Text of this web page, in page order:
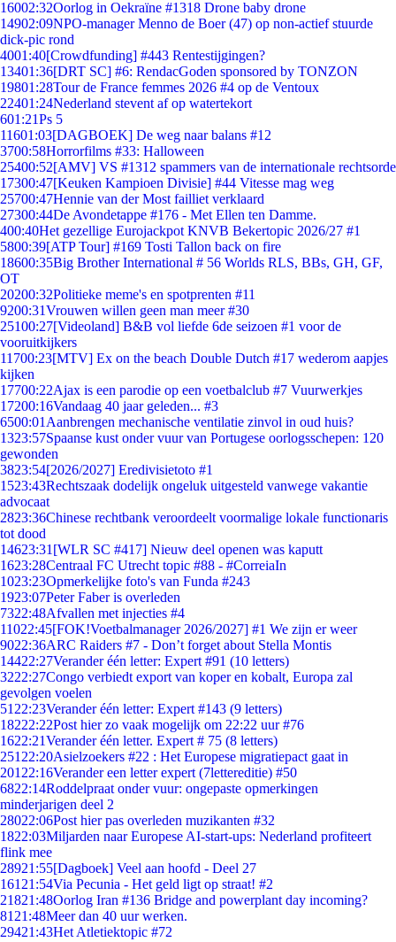
16002:32Oorlog in Oekraïne #1318 Drone baby drone
14902:09NPO-manager Menno de Boer (47) op non-actief stuurde
dick-pic rond
4001:40[Crowdfunding] #443 Rentestijgingen?
13401:36[DRT SC] #6: RendacGoden sponsored by TONZON
19801:28Tour de France femmes 2026 #4 op de Ventoux
22401:24Nederland stevent af op watertekort
601:21Ps 5
11601:03[DAGBOEK] De weg naar balans #12
3700:58Horrorfilms #33: Halloween
25400:52[AMV] VS #1312 spammers van de internationale rechtsorde
17300:47[Keuken Kampioen Divisie] #44 Vitesse mag weg
25700:47Hennie van der Most failliet verklaard
27300:44De Avondetappe #176 - Met Ellen ten Damme.
400:40Het gezellige Eurojackpot KNVB Bekertopic 2026/27 #1
5800:39[ATP Tour] #169 Tosti Tallon back on fire
18600:35Big Brother International # 56 Worlds RLS, BBs, GH, GF,
OT
20200:32Politieke meme's en spotprenten #11
9200:31Vrouwen willen geen man meer #30
25100:27[Videoland] B&B vol liefde 6de seizoen #1 voor de
vooruitkijkers
11700:23[MTV] Ex on the beach Double Dutch #17 wederom aapjes
kijken
17700:22Ajax is een parodie op een voetbalclub #7 Vuurwerkjes
17200:16Vandaag 40 jaar geleden... #3
6500:01 Aanbrengen mechanische ventilatie zinvol in oud huis?
1323:57Spaanse kust onder vuur van Portugese oorlogsschepen: 120
gewonden
3823:54[2026/2027] Eredivisietoto #1
1523:43Rechtszaak dodelijk ongeluk uitgesteld vanwege vakantie
advocaat
2823:36Chinese rechtbank veroordeelt voormalige lokale functionaris
tot dood
14623:31 [WLR SC #417] Nieuw deel openen was kaputt
1623:28Centraal FC Utrecht topic #88 - #CorreiaIn
1023:23Opmerkelijke foto's van Funda #243
1923:07Peter Faber is overleden
7322:48Afvallen met injecties #4
11022:45[FOK!Voetbalmanager 2026/2027] #1 We zijn er weer
9022:36ARC Raiders #7 - Don’t forget about Stella Montis
14422:27Verander één letter: Expert #91 (10 letters)
3222:27Congo verbiedt export van koper en kobalt, Europa zal
gevolgen voelen
51 22:23Verander één letter: Expert #143 (9 letters)
18222:22Post hier zo vaak mogelijk om 22:22 uur #76
1622:21Verander één letter. Expert # 75 (8 letters)
251 22:20Asielzoekers #22 : Het Europese migratiepact gaat in
201 22:16Verander een letter expert (7lettereditie) #50
6822:14Roddelpraat onder vuur: ongepaste opmerkingen
minderjarigen deel 2
28022:06Post hier pas overleden muzikanten #32
1822:03Miljarden naar Europese AI-start-ups: Nederland profiteert
flink mee
28921:55[Dagboek] Veel aan hoofd - Deel 27
161 21:54Via Pecunia - Het geld ligt op straat! #2
21821:48Oorlog Iran #136 Bridge and powerplant day incoming?
81 21:48Meer dan 40 uur werken.
29421:43Het Atletiektopic #72